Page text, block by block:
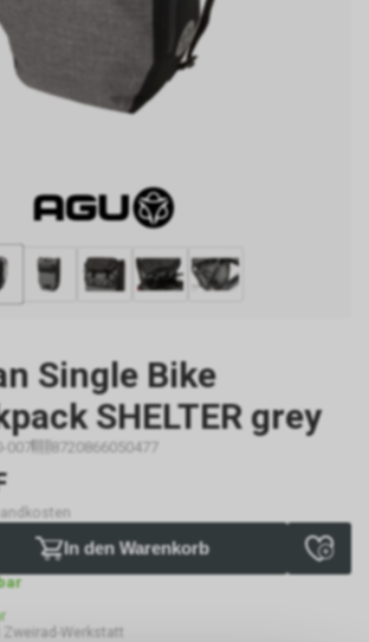
Single Bike
SHELTER grey
007 8720866050477
In den Warenkorb
Werkstatt